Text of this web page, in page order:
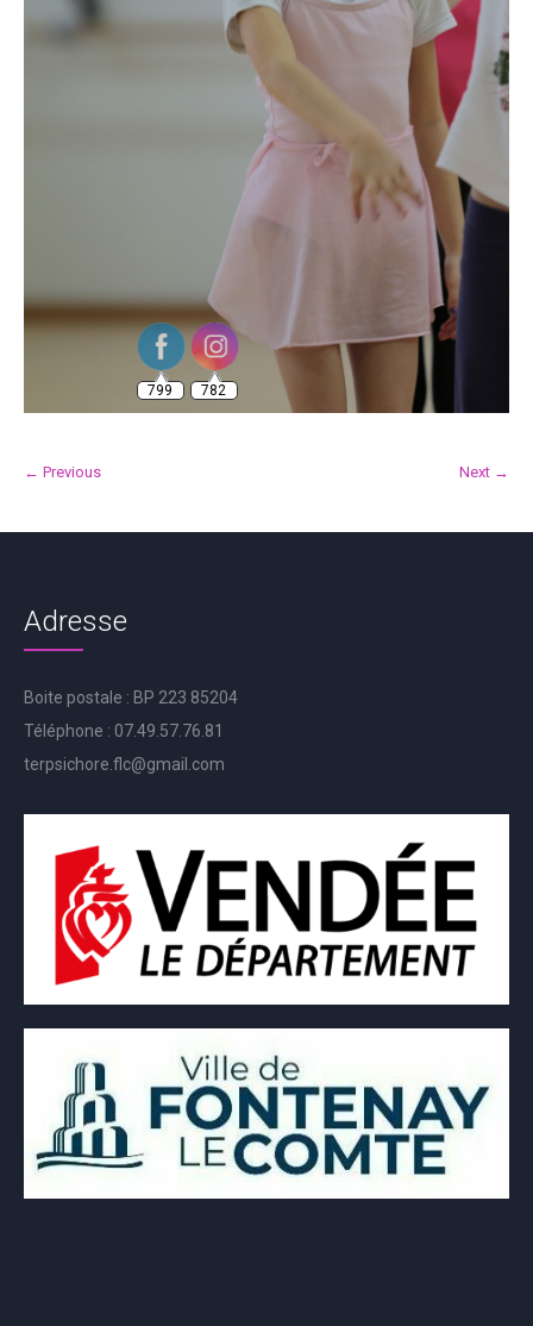
← Previous Next →
Adresse
Boite postale : BP 223 85204
Téléphone : 07.49.57.76.81
terpsichore.flc@gmail.com
799 782